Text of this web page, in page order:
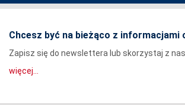
Chcesz być na bieżąco z informacjami
Zapisz się do newslettera lub skorzystaj z
więcej...